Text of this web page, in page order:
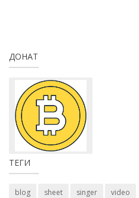
ДОНАТ
ТЕГИ
blog sheet singer video